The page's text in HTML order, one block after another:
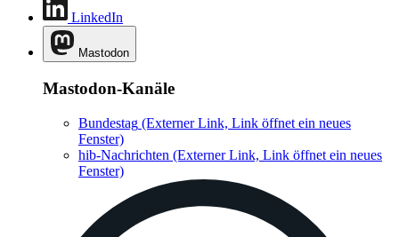
LinkedIn
Mastodon
Mastodon-Kanäle
Bundestag (Externer Link, Link öffnet ein neues
Fenster)
hib-Nachrichten (Externer Link, Link öffnet ein neues
Fenster)